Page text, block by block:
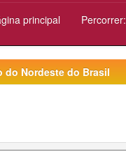
principal Percorrer:
do Nordeste do Brasil